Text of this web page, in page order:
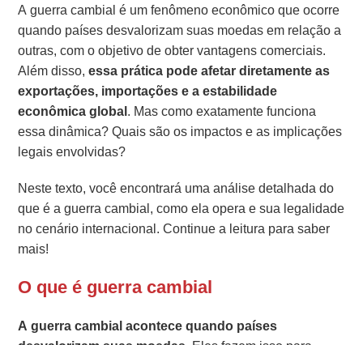
A guerra cambial é um fenômeno econômico que ocorre
quando países desvalorizam suas moedas em relação a
outras, com o objetivo de obter vantagens comerciais.
Além disso,essa prática pode afetar diretamente as
exportações, importações e a estabilidade
econômica global. Mas como exatamente funciona
essa dinâmica? Quais são os impactos e as implicações
legais envolvidas?
Neste texto, você encontrará uma análise detalhada do
que é a guerra cambial, como ela opera e sua legalidade
no cenário internacional. Continue a leitura para saber
mais!
O que é guerra cambial
A guerra cambial acontece quando países